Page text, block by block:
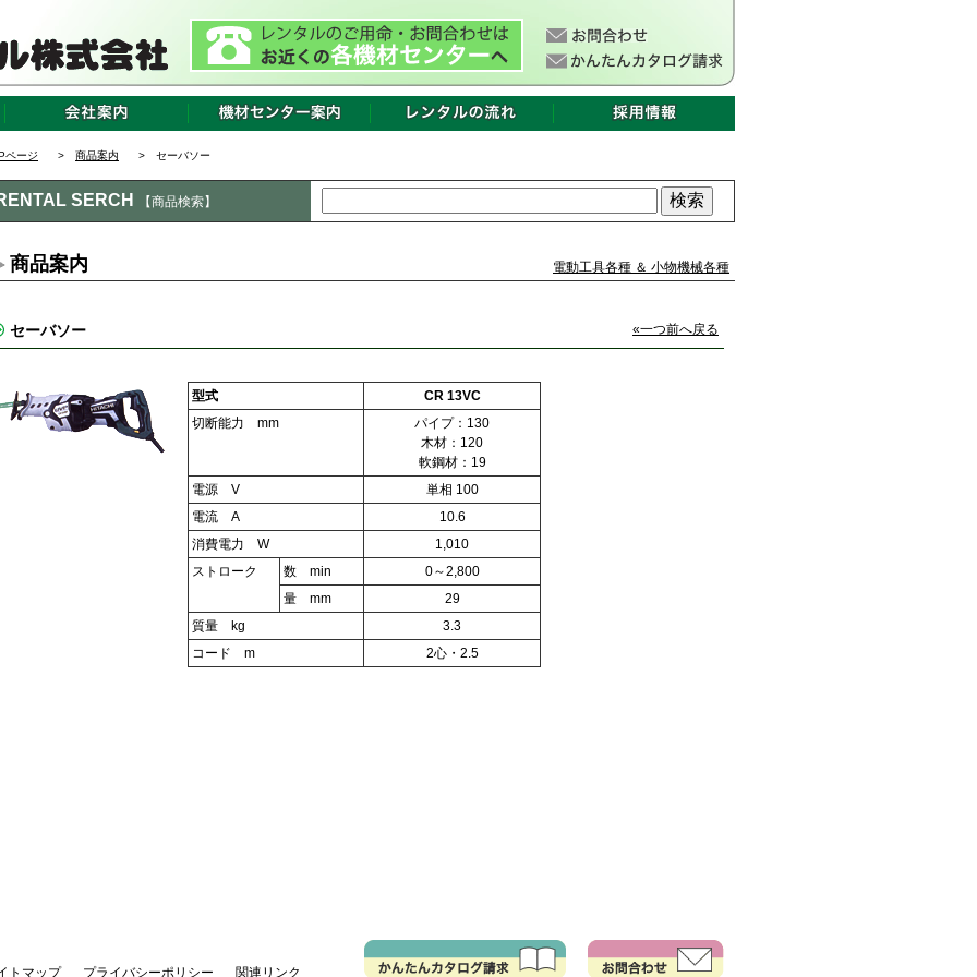
ページ > 商品案内 > セーバソー
SERCH 【商品検索】
商品案内 電動工具各種 ＆ 小物機械各種
セーバソー «一つ前へ戻る
型式
CR 13VC
切断能力 mm
パイプ：130
木材：120
軟鋼材：19
電源 V
単相 100
電流 A
10.6
消費電力 W
1,010
ストローク
数 min
0～2,800
量 mm
29
質量 kg
3.3
コード m
2心・2.5
トマップ プライバシーポリシー 関連リンク